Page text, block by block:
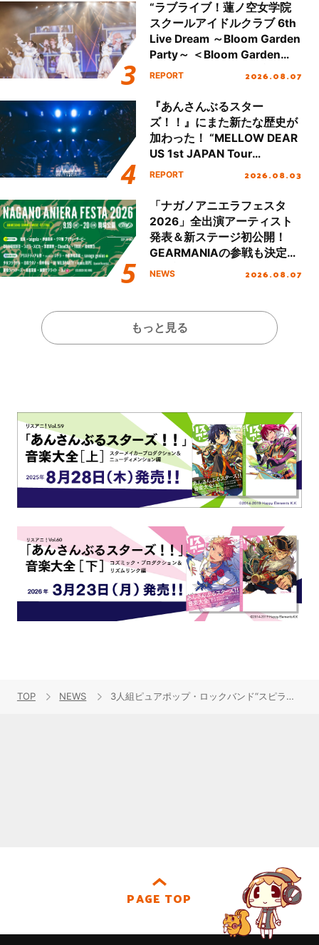
“ラブライブ！蓮ノ空女学院
スクールアイドルクラブ 6th
Live Dream ～Bloom Garden
Party～ ＜Bloom Garden
Party Stage／埼玉公演＞”
REPORT 2026.08.07
『あんさんぶるスター
ズ！！』にまた新たな歴史が
加わった！ “MELLOW DEAR
US 1st JAPAN Tour
Final「NICE to meet YOU
ート!!
REPORT 2026.08.03
「ナガノアニエラフェスタ
2026」全出演アーティスト
発表＆新ステージ初公開！
GEARMANIAの参戦も決定
し、初となる第3ステージの
NEWS 2026.08.07
もっと見る
TOP NEWS 3人組ピュアポップ・ロックバンド“スピラ・スピカ”、1年半ぶりとなるツアーが大盛況のうちに終了！「今度は殺されたくないアザラシさん」とのコラボMVも公開！
PAGE TOP